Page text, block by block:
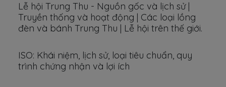
Lễ hội Trung Thu - Nguồn gốc và lịch sử |
Truyền thống và hoạt động | Các loại lồng
đèn và bánh Trung Thu | Lễ hội trên thế giới.
ISO: Khái niệm, lịch sử, loại tiêu chuẩn, quy
trình chứng nhận và lợi ích